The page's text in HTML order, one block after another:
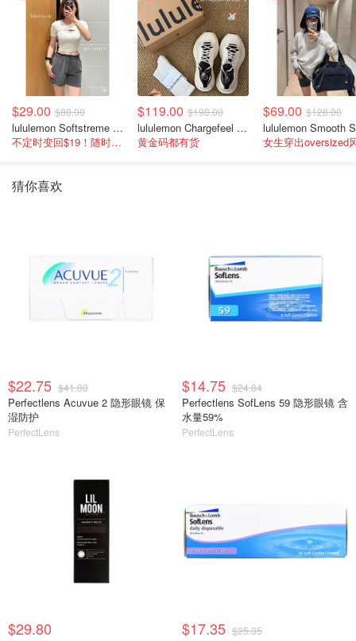
$29.00 $88.00
lululemon Softstreme 女士高腰短裤 10cm
不定时变回$19！随时点进来看
$119.00 $198.00
lululemon Chargefeel 3 男士运动鞋
黄金码都有货
$69.00 $128.00
女生穿出oversized
猜你喜欢
$22.75 $41.00
Perfectlens Acuvue 2 隐形眼镜 保
湿防护
PerfectLens
$14.75 $24.84
Perfectlens SofLens 59 隐形眼镜 含
水量59%
PerfectLens
$29.80 $17.35 $25.35